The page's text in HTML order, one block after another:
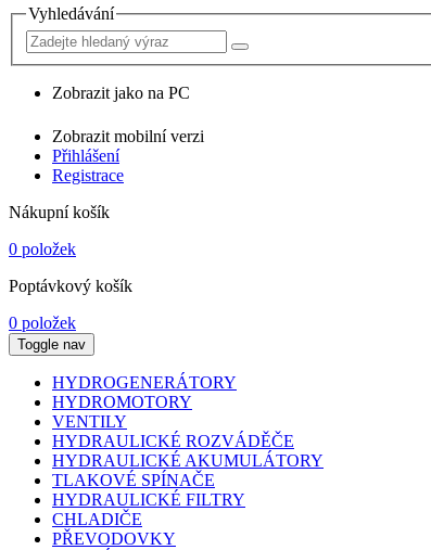
Vyhledávání
Zobrazit jako na PC
Zobrazit mobilní verzi
Přihlášení
Registrace
Nákupní košík
0 položek
Poptávkový košík
0 položek
Toggle nav
HYDROGENERÁTORY
HYDROMOTORY
VENTILY
HYDRAULICKÉ ROZVÁDĚČE
HYDRAULICKÉ AKUMULÁTORY
TLAKOVÉ SPÍNAČE
HYDRAULICKÉ FILTRY
CHLADIČE
PŘEVODOVKY